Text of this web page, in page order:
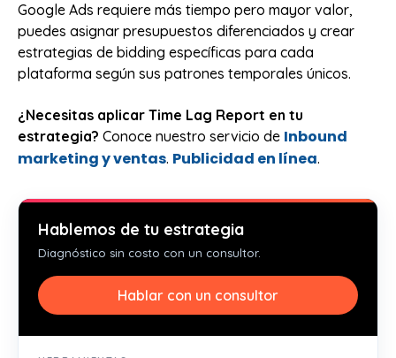
Google Ads requiere más tiempo pero mayor valor,
puedes asignar presupuestos diferenciados y crear
estrategias de bidding específicas para cada
plataforma según sus patrones temporales únicos.
¿Necesitas aplicar Time Lag Report en tu
estrategia? Conoce nuestro servicio de Inbound
marketing y ventas. Publicidad en línea.
Hablemos de tu estrategia
Diagnóstico sin costo con un consultor.
Hablar con un consultor